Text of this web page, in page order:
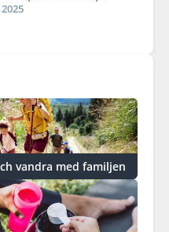
vandra med familjen